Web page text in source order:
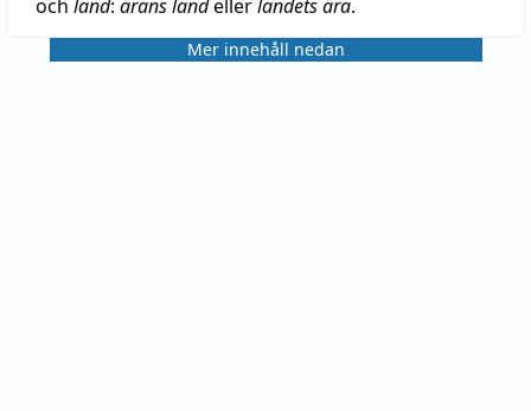
och land: ärans landellerlandets ära.
Mer innehåll nedan